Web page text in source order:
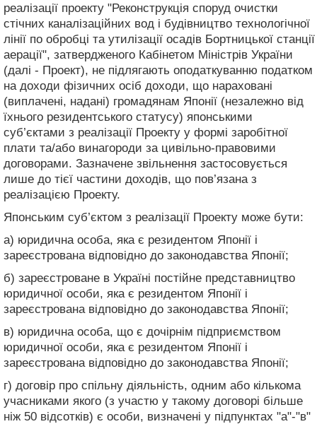
реалізації проекту "Реконструкція споруд очистки
стічних каналізаційних вод і будівництво технологічної
лінії по обробці та утилізації осадів Бортницької станції
аерації", затвердженого Кабінетом Міністрів України
(далі - Проект), не підлягають оподаткуванню податком
на доходи фізичних осіб доходи, що нараховані
(виплачені, надані) громадянам Японії (незалежно від
їхнього резидентського статусу) японськими
суб’єктами з реалізації Проекту у формі заробітної
плати та/або винагороди за цивільно-правовими
договорами. Зазначене звільнення застосовується
лише до тієї частини доходів, що пов’язана з
реалізацією Проекту.
Японським суб’єктом з реалізації Проекту може бути:
а) юридична особа, яка є резидентом Японії і
зареєстрована відповідно до законодавства Японії;
б) зареєстроване в Україні постійне представництво
юридичної особи, яка є резидентом Японії і
зареєстрована відповідно до законодавства Японії;
в) юридична особа, що є дочірнім підприємством
юридичної особи, яка є резидентом Японії і
зареєстрована відповідно до законодавства Японії;
г) договір про спільну діяльність, одним або кількома
учасниками якого (з участю у такому договорі більше
ніж 50 відсотків) є особи, визначені у підпунктах "а"-"в"